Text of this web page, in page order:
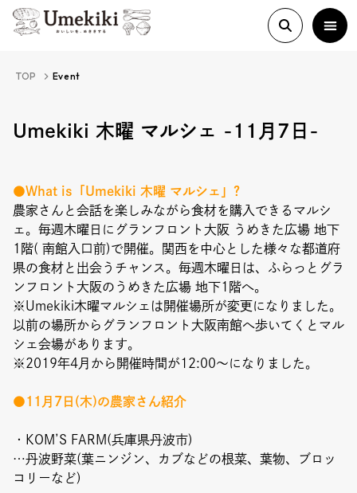
About
History
Food Study
Column
Paper
Event
Umekiki木曜マルシェ
限定フェア
TOP Event
Umekiki 木曜 マルシェ -11月7日-
●What is「Umekiki 木曜 マルシェ」?
農家さんと会話を楽しみながら食材を購入できるマルシ
ェ。毎週木曜日にグランフロント大阪 うめきた広場 地下
1階( 南館入口前)で開催。関西を中心とした様々な都道府
県の食材と出会うチャンス。毎週木曜日は、ふらっとグラ
ンフロント大阪のうめきた広場 地下1階へ。
※Umekiki木曜マルシェは開催場所が変更になりました。
以前の場所からグランフロント大阪南館へ歩いてくとマル
シェ会場があります。
※2019年4月から開催時間が12:00〜になりました。
●11月7日(木)の農家さん紹介
・KOM’S FARM(兵庫県丹波市)
…丹波野菜(葉ニンジン、カブなどの根菜、葉物、ブロッ
コリーなど)